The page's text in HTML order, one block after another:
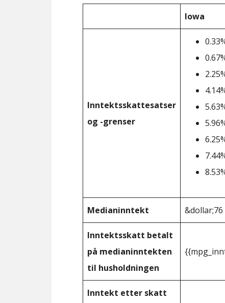
Iowa
Inntektsskattesatser
og -grenser
Medianinntekt &dollar;76
Inntektsskatt betalt
på medianinntekten
til husholdningen
Inntekt etter skatt